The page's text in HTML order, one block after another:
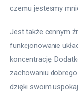
czemu jesteśmy
Jest także cennym
funkcjonowanie
koncentrację.
zachowaniu
dzięki swoim